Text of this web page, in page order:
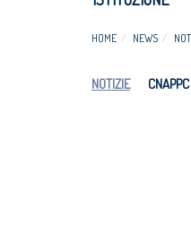
HOME NEWS
NOTIZIE